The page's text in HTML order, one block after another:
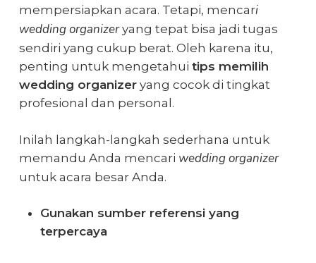
mempersiapkan acara. Tetapi, mencari
wedding organizeryang tepat bisa jadi tugas
sendiri yang cukup berat. Oleh karena itu,
penting untuk mengetahui tips memilih
wedding organizeryang cocok di tingkat
profesional dan personal.
Inilah langkah-langkah sederhana untuk
memandu Anda mencari wedding organizer
untuk acara besar Anda.
Gunakan sumber referensi yang
terpercaya